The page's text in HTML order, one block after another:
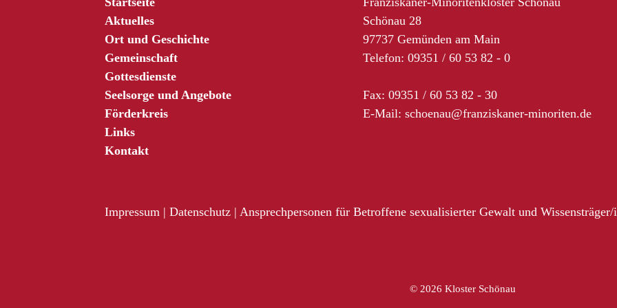
Aktuelles
Ort und Geschichte
Gemeinschaft
Gottesdienste
Seelsorge und Angebote
Förderkreis
Links
Kontakt
Schönau 28
97737 Gemünden am Main
Telefon: 09351 / 60 53 82 - 0
Fax: 09351 / 60 53 82 - 30
E-Mail: schoenau@franziskaner-minoriten.de
Impressum | Datenschutz | Ansprechpersonen für Betroffene sexualisierter Gewalt und Wissensträger/
© 2026 Kloster Schönau